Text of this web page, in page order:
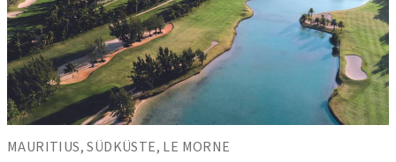
MAURITIUS, SÜDKÜSTE, LE MORNE